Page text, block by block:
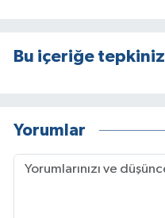
Bu içeriğe tepkiniz
Yorumlar